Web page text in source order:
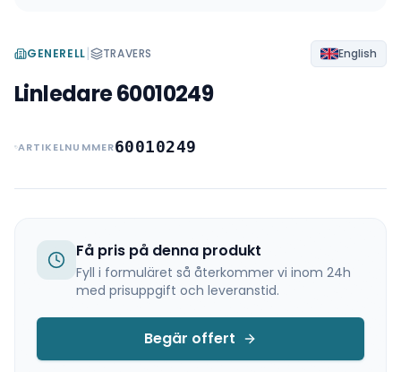
GENERELL| TRAVERS English
Linledare 60010249
ARTIKELNUMMER60010249
Få pris på denna produkt
Fyll i formuläret så återkommer vi inom 24h
med prisuppgift och leveranstid.
Begär offert